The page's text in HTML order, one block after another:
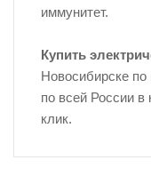
иммунитет.
Купить
Новосибирске по
по всей России
клик.